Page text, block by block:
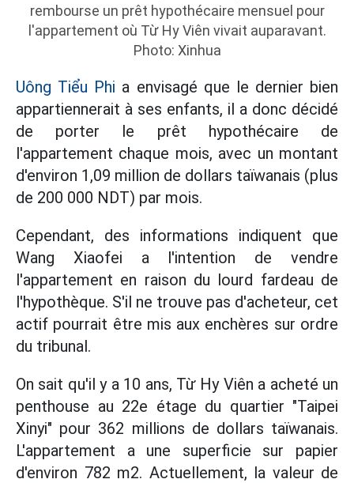
rembourse un prêt hypothécaire mensuel pour
l'appartement où Từ Hy Viên vivait auparavant.
Photo: Xinhua
Uông Tiểu Phi a envisagé que le dernier bien
appartiennerait à ses enfants, il a donc décidé
de porter le prêt hypothécaire de
l'appartement chaque mois, avec un montant
d'environ 1,09 million de dollars taïwanais (plus
de 200 000 NDT) par mois.
Cependant, des informations indiquent que
Wang Xiaofei a l'intention de vendre
l'appartement en raison du lourd fardeau de
l'hypothèque. S'il ne trouve pas d'acheteur, cet
actif pourrait être mis aux enchères sur ordre
du tribunal.
On sait qu'il y a 10 ans, Từ Hy Viên a acheté un
penthouse au 22e étage du quartier "Taipei
Xinyi" pour 362 millions de dollars taïwanais.
L'appartement a une superficie sur papier
d'environ 782 m2. Actuellement, la valeur de